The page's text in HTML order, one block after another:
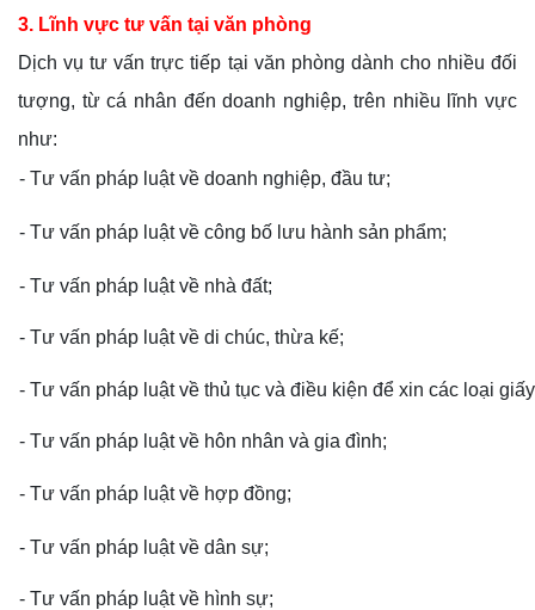
3. Lĩnh vực tư vấn tại văn phòng
Dịch vụ tư vấn trực tiếp tại văn phòng dành cho nhiều đối
tượng, từ cá nhân đến doanh nghiệp, trên nhiều lĩnh vực
như:
- Tư vấn pháp luật về doanh nghiệp, đầu tư;
- Tư vấn pháp luật về công bố lưu hành sản phẩm;
- Tư vấn pháp luật về nhà đất;
- Tư vấn pháp luật về di chúc, thừa kế;
- Tư vấn pháp luật về thủ tục và điều kiện để xin các loại
- Tư vấn pháp luật về hôn nhân và gia đình;
- Tư vấn pháp luật về hợp đồng;
- Tư vấn pháp luật về dân sự;
- Tư vấn pháp luật về hình sự;